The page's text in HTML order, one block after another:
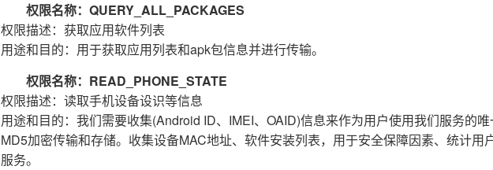
权限名称：QUERY_ALL_PACKAGES
权限描述：获取应用软件列表
用途和目的：用于获取应用列表和apk包信息并进行传输。
权限名称：READ_PHONE_STATE
权限描述：读取手机设备设识等信息
用途和目的：我们需要收集(Android ID、IMEI、OAID)信息来作为用户使用我们服务的
MD5加密传输和存储。收集设备MAC地址、软件安装列表，用于安全保障因素、统计用
服务。